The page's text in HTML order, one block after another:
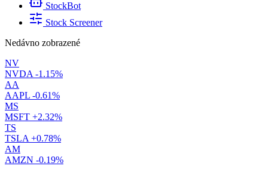
StockBot
Stock Screener
Nedávno zobrazené
NV
NVDA -1.15%
AA
AAPL -0.61%
MS
MSFT +2.32%
TS
TSLA +0.78%
AM
AMZN -0.19%